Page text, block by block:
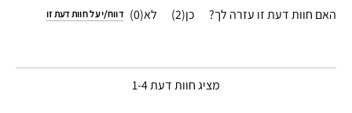
האם חוות דעת זו עזרה לך? 2
0 דווח/י על חוות דעת זו
מציג חוות דעת1-4